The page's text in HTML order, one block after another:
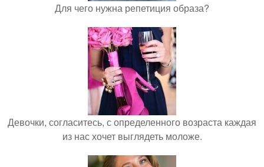
Для чего нужна репетиция образа?
Девочки, согласитесь, с определенного возраста каждая
из нас хочет выглядеть моложе.